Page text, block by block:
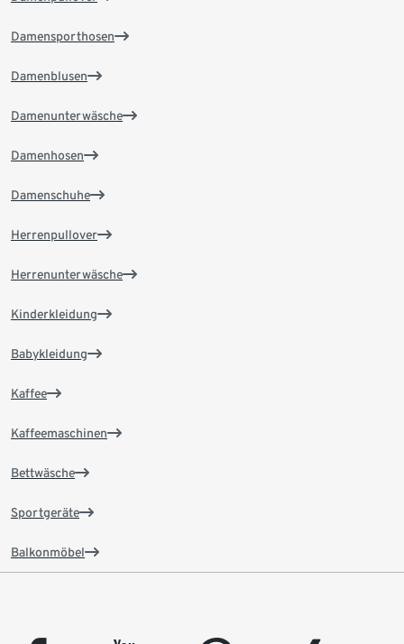
Damensporthosen
Damenblusen
Damenunterwäsche
Damenhosen
Damenschuhe
Herrenpullover
Herrenunterwäsche
Kinderkleidung
Babykleidung
Kaffee
Kaffeemaschinen
Bettwäsche
Sportgeräte
Balkonmöbel